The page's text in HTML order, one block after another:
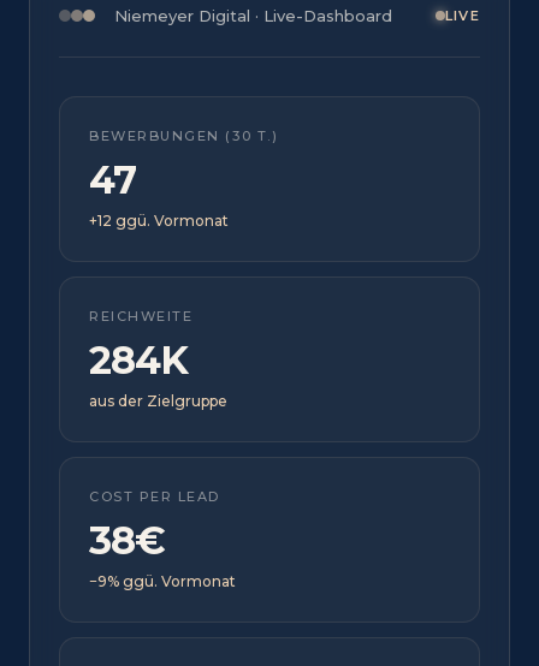
Niemeyer Digital · Live-Dashboard LIVE
BEWERBUNGEN (30 T.)
47
+12 ggü. Vormonat
REICHWEITE
284K
aus der Zielgruppe
COST PER LEAD
38€
−9% ggü. Vormonat